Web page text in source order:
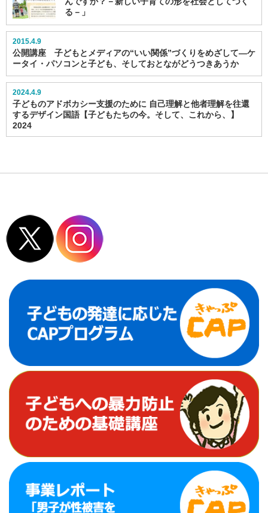
る－」
2015.4.9
公開講座 子どもとメディアの“いい関係”づくりをめざして―ケ
ータイ・パソコンと子ども、そしておとながどうつきあうか
2024.4.9
子どものアドボカシー支援のために 自己理解と他者理解を往還
するデザイン国語【子どもたちの今。そして、これから、】
2024